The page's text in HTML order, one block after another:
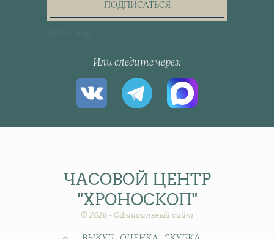
ПОДПИСАТЬСЯ
Или следите через
ЧАСОВОЙ ЦЕНТР
"ХРОНОСКОП"
© 2026 - Официальный сайт